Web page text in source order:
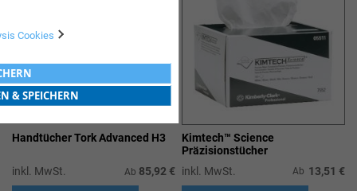
Handtücher Tork Advanced H3
inkl. MwSt. Ab 85,92 €
Kimtech™ Science
Präzisionstücher
inkl. MwSt.
Ab 13,51 €
Cookies
& SPEICHERN